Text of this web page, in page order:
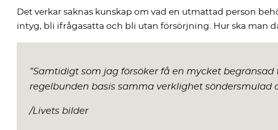
Det verkar saknas kunskap om vad en utmattad person
intyg, bli ifrågasatta och bli utan försörjning. Hur ska man
”Samtidigt som jag försöker få en mycket
regelbunden basis samma verklighet
/Livets bilder